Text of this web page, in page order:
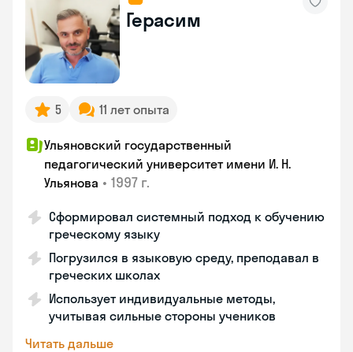
Герасим
5 11 лет опыта
Ульяновский государственный
педагогический университет имени И. Н.
Ульянова • 1997 г.
Сформировал системный подход к обучению
греческому языку
Погрузился в языковую среду, преподавал в
греческих школах
Использует индивидуальные методы,
учитывая сильные стороны учеников
Читать дальше